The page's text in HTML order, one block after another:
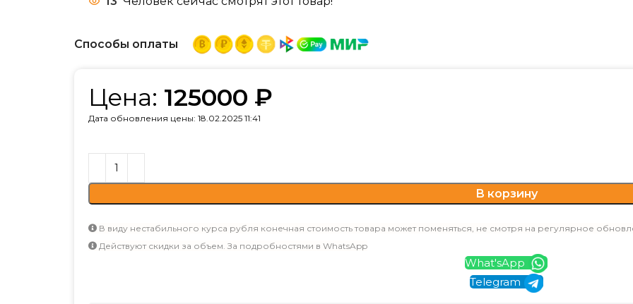
Способы оплаты
Цена: 125000 ₽
Дата обновления цены: 18.02.2025 11:41
В корзину
В виду нестабильного курса рубля конечная стоимость товара может поменяться, не смотря на регулярное
Действуют скидки за объем. За подробностями в WhatsApp
What'sApp
Telegram